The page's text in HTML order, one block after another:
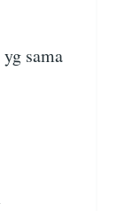
sama